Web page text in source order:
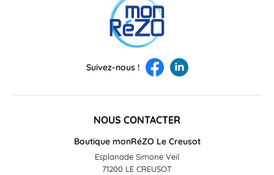
Suivez-nous !
NOUS CONTACTER
Boutique monRéZO Le Creusot
Esplanade Simone Veil
71200 LE CREUSOT